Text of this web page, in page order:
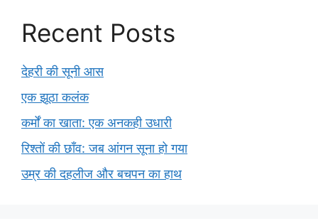
Recent Posts
देहरी की सूनी आस
एक झूठा कलंक
कर्मों का खाता: एक अनकही उधारी
रिश्तों की छाँव: जब आंगन सूना हो गया
उम्र की दहलीज और बचपन का हाथ